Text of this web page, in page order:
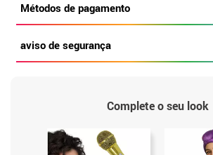
Métodos de pagamento
aviso de segurança
Complete o seu look